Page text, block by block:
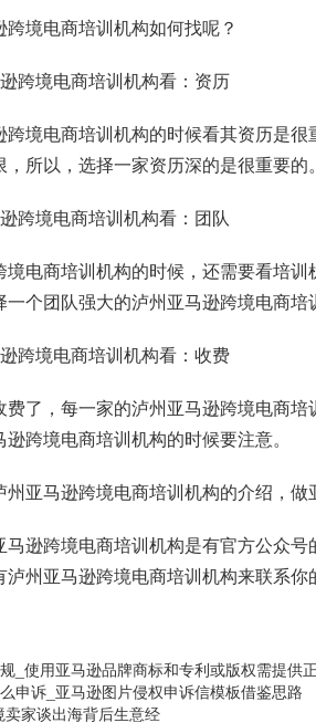
境电商培训机构如何找呢？
跨境电商培训机构看：资历
跨境电商培训机构的时候看其资历是
所以，选择一家资历深的是很重要
跨境电商培训机构看：团队
境电商培训机构的时候，还需要看培
个团队强大的泸州亚马逊跨境电商培
跨境电商培训机构看：收费
费了，每一家的泸州亚马逊跨境电商
跨境电商培训机构的时候要注意。
亚马逊跨境电商培训机构的介绍，
逊跨境电商培训机构是有官方公众
州亚马逊跨境电商培训机构来联系你
_使用亚马逊品牌商标和专利或版权需提供
申诉_亚马逊图片侵权申诉信模板借鉴思路
卖家谈出海背后生意经